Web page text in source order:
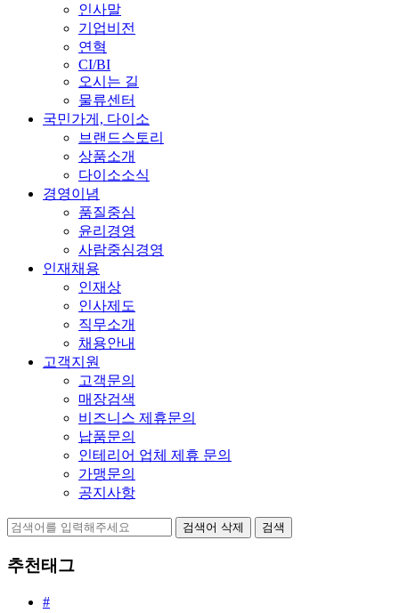
인사말
기업비전
연혁
CI/BI
오시는 길
물류센터
국민가게, 다이소
브랜드스토리
상품소개
다이소소식
경영이념
품질중심
윤리경영
사람중심경영
인재채용
인재상
인사제도
직무소개
채용안내
고객지원
고객문의
매장검색
비즈니스 제휴문의
납품문의
인테리어 업체 제휴 문의
가맹문의
공지사항
검색어 삭제 검색
추천태그
#